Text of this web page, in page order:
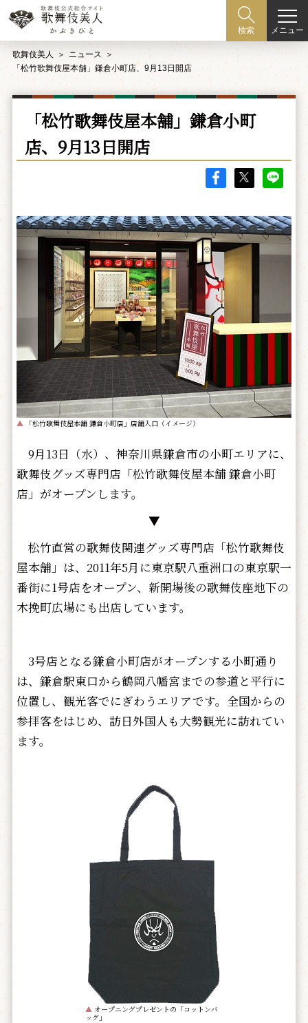
検索 メニュー
歌舞伎美人
ニュース
「松竹歌舞伎屋本舗」鎌倉小町店、9月13日開店
「松竹歌舞伎屋本舗」鎌倉小町
店、9月13日開店
▲ 「松竹歌舞伎屋本舗 鎌倉小町店」店舗入口（イメージ）
9月13日（水）、神奈川県鎌倉市の小町エリアに、
歌舞伎グッズ専門店「松竹歌舞伎屋本舗 鎌倉小町
店」がオープンします。
▼
松竹直営の歌舞伎関連グッズ専門店「松竹歌舞伎
屋本舗」は、2011年5月に東京駅八重洲口の東京駅一
番街に1号店をオープン、新開場後の歌舞伎座地下の
木挽町広場にも出店しています。
3号店となる鎌倉小町店がオープンする小町通り
は、鎌倉駅東口から鶴岡八幡宮までの参道と平行に
位置し、観光客でにぎわうエリアです。全国からの
参拝客をはじめ、訪日外国人も大勢観光に訪れてい
ます。
▲ オープニングプレゼントの「コットンバ
ッグ」